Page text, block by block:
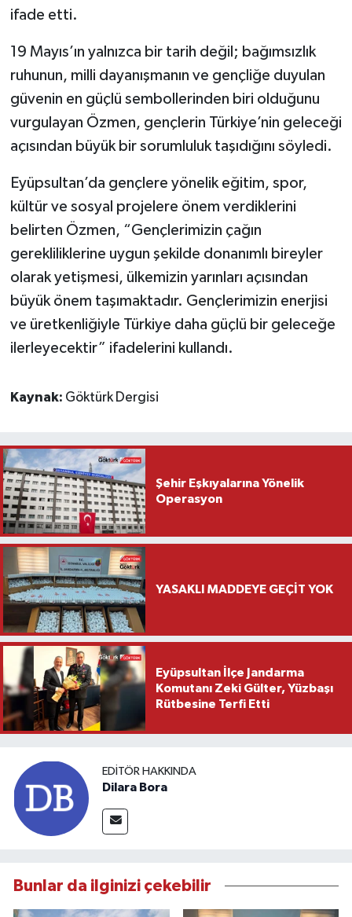
ifade etti.
19 Mayıs’ın yalnızca bir tarih değil; bağımsızlık
ruhunun, milli dayanışmanın ve gençliğe duyulan
güvenin en güçlü sembollerinden biri olduğunu
vurgulayan Özmen, gençlerin Türkiye’nin geleceği
açısından büyük bir sorumluluk taşıdığını söyledi.
Eyüpsultan’da gençlere yönelik eğitim, spor,
kültür ve sosyal projelere önem verdiklerini
belirten Özmen, “Gençlerimizin çağın
gerekliliklerine uygun şekilde donanımlı bireyler
olarak yetişmesi, ülkemizin yarınları açısından
büyük önem taşımaktadır. Gençlerimizin enerjisi
ve üretkenliğiyle Türkiye daha güçlü bir geleceğe
ilerleyecektir” ifadelerini kullandı.
Kaynak: Göktürk Dergisi
Şehir Eşkıyalarına Yönelik
Operasyon
YASAKLI MADDEYE GEÇİT YOK
Eyüpsultan İlçe Jandarma
Komutanı Zeki Gülter, Yüzbaşı
Rütbesine Terfi Etti
EDITÖR HAKKINDA
Dilara Bora
Bunlar da ilginizi çekebilir